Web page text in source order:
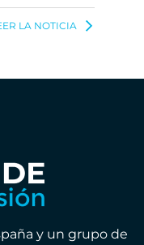
LA NOTICIA
y un grupo de